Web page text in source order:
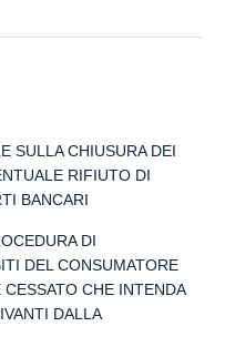
SULLA CHIUSURA DEI
RIFIUTO DI
BANCARI
DI
DEL CONSUMATORE
CESSATO CHE INTENDA
DALLA